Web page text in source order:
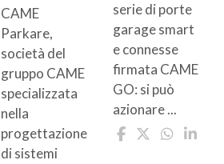
CAME
Parkare,
società del
gruppo CAME
specializzata
nella
progettazione
di sistemi
serie di porte
garage smart
e connesse
firmata CAME
GO: si può
azionare ...